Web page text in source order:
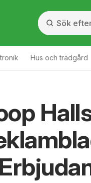
Hus och trädgård